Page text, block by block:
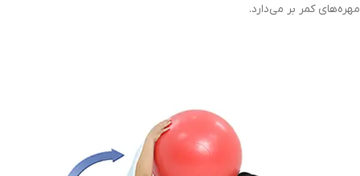
مهره‌های کمر بر می‌دارد.